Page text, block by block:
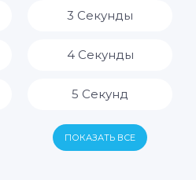
14 Часов
3 Секунды
4 Секунды
5 Секунд
6 Секунд
ПОКАЗАТЬ ВСЕ